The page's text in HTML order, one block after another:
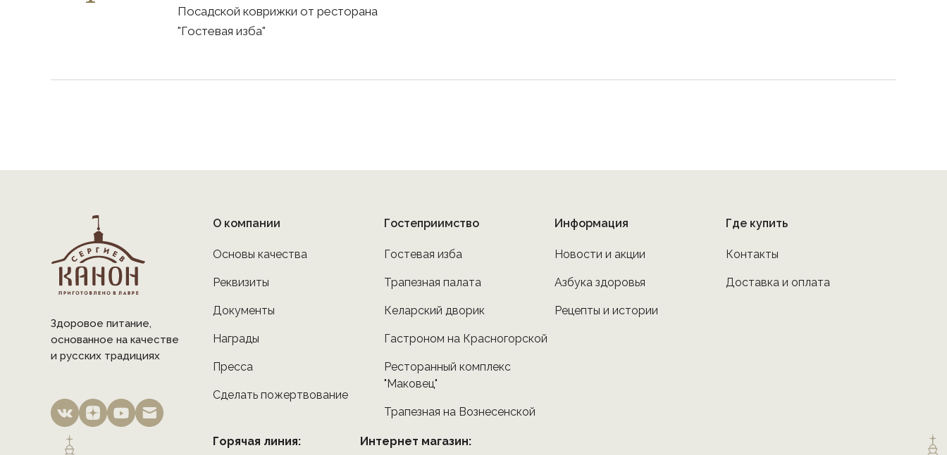
Посадской коврижки от ресторана
"Гостевая изба"
Здоровое питание,
основанное на качестве
и русских традициях
О компании
Основы качества
Реквизиты
Документы
Награды
Пресса
Сделать пожертвование
Гостеприимство
Гостевая изба
Трапезная палата
Келарский дворик
Гастроном на Красногорской
Ресторанный комплекс
"Маковец"
Трапезная на Вознесенской
Информация
Новости и акции
Азбука здоровья
Рецепты и истории
Где купить
Контакты
Доставка и оплата
Горячая линия:
Интернет магазин: